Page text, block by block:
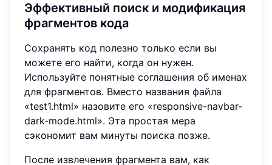
Эффективный поиск и модификация
фрагментов кода
Сохранять код полезно только если вы
можете его найти, когда он нужен.
Используйте понятные соглашения об именах
для фрагментов. Вместо названия файла
«test1.html» назовите его «responsive-navbar-
dark-mode.html». Эта простая мера
сэкономит вам минуты поиска позже.
После извлечения фрагмента вам, как